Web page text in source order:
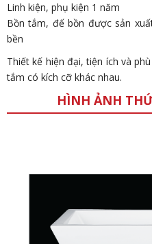
Linh kiện, phụ kiện 1 năm
Bồn tắm, đế bồn được sản
bền
Thiết kế hiện đại, tiện ích và
tắm có kích cỡ khác nhau.
HÌNH ẢNH